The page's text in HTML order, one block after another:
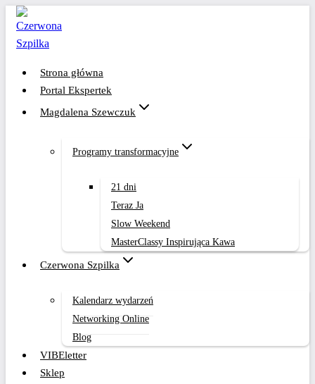
Przejdź
treści
Strona główna
Portal Ekspertek
Magdalena Szewczuk
Programy transformacyjne
21 dni
Teraz Ja
Slow Weekend
MasterClassy Inspirująca Kawa
Czerwona Szpilka
Kalendarz wydarzeń
Networking Online
Blog
VIBEletter
Sklep